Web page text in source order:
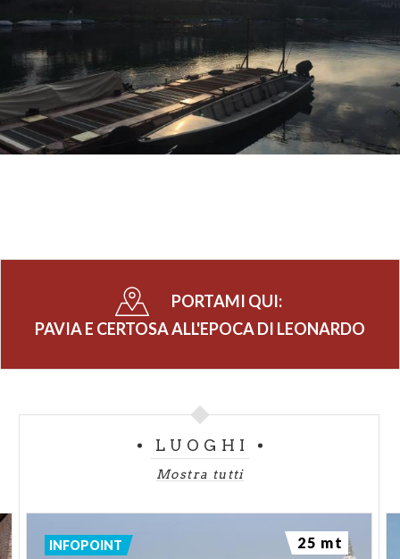
PORTAMI QUI:
PAVIA E CERTOSA ALL'EPOCA DI LEONARDO
LUOGHI
Mostra tutti
INFOPOINT 25 mt